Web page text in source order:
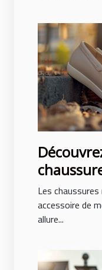
peuvent
posture
Les
accessoire de
allure...